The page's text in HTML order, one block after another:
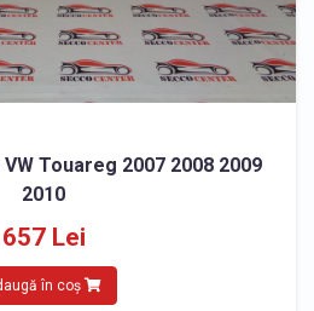
Touareg 2007 2008 2009
2010
657 Lei
în coș